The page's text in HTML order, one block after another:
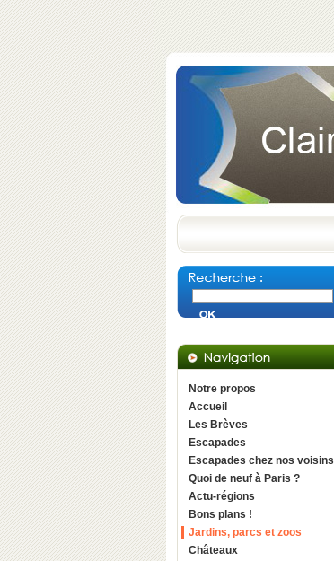
Notre propos
Accueil
Les Brèves
Escapades
Escapades chez nos voisins
Quoi de neuf à Paris ?
Actu-régions
Bons plans !
Jardins, parcs et zoos
Châteaux